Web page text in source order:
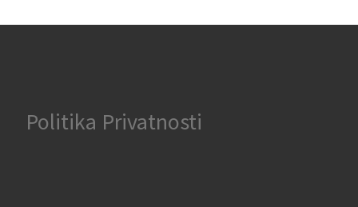
Politika Privatnosti